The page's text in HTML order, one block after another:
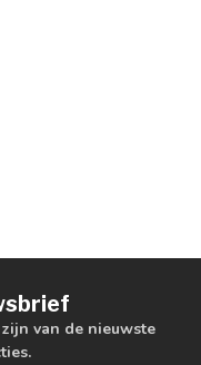
van de nieuwste